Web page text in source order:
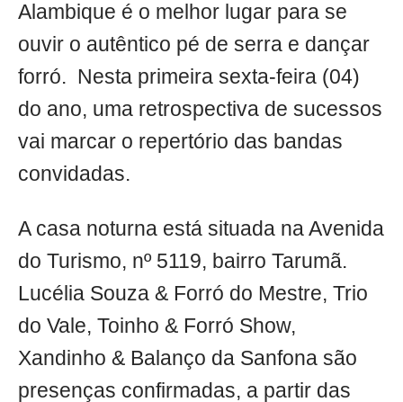
Alambique é o melhor lugar para se
ouvir o autêntico pé de serra e dançar
forró. Nesta primeira sexta-feira (04)
do ano, uma retrospectiva de sucessos
vai marcar o repertório das bandas
convidadas.
A casa noturna está situada na Avenida
do Turismo, nº 5119, bairro Tarumã.
Lucélia Souza & Forró do Mestre, Trio
do Vale, Toinho & Forró Show,
Xandinho & Balanço da Sanfona são
presenças confirmadas, a partir das